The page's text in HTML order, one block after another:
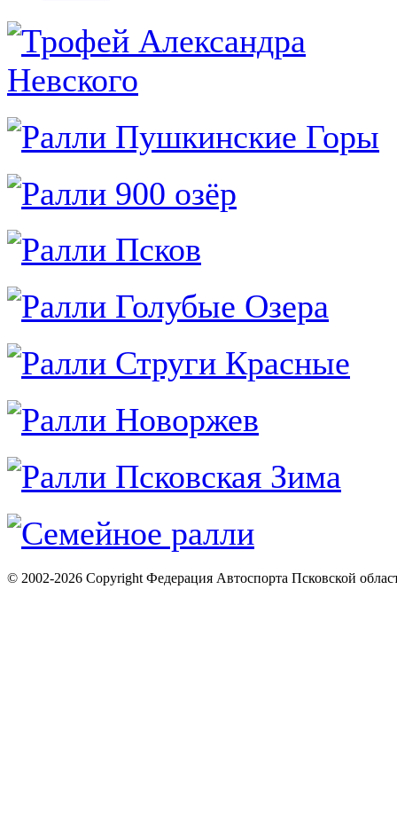
© 2002-2026 Copyright Федерация Автоспорта Псковской